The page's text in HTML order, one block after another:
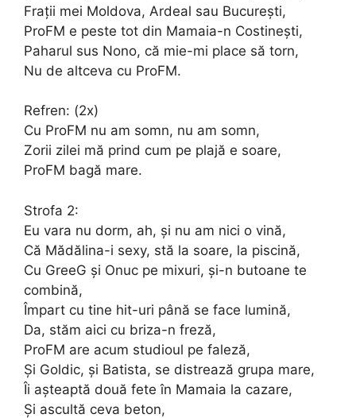
Frații mei Moldova, Ardeal sau București,
ProFM e peste tot din Mamaia-n Costinești,
Paharul sus Nono, că mie-mi place să torn,
Nu de altceva cu ProFM.
Refren: (2x)
Cu ProFM nu am somn, nu am somn,
Zorii zilei mă prind cum pe plajă e soare,
ProFM bagă mare.
Strofa 2:
Eu vara nu dorm, ah, și nu am nici o vină,
Că Mădălina-i sexy, stă la soare, la piscină,
Cu GreeG și Onuc pe mixuri, și-n butoane te
combină,
Împart cu tine hit-uri până se face lumină,
Da, stăm aici cu briza-n freză,
ProFM are acum studioul pe faleză,
Și Goldic, și Batista, se distrează grupa mare,
Îi așteaptă două fete în Mamaia la cazare,
Și ascultă ceva beton,